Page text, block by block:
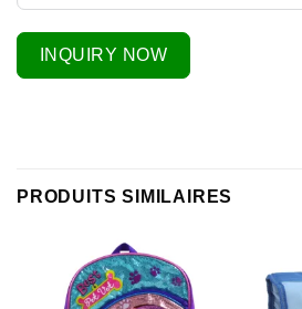
INQUIRY NOW
PRODUITS SIMILAIRES